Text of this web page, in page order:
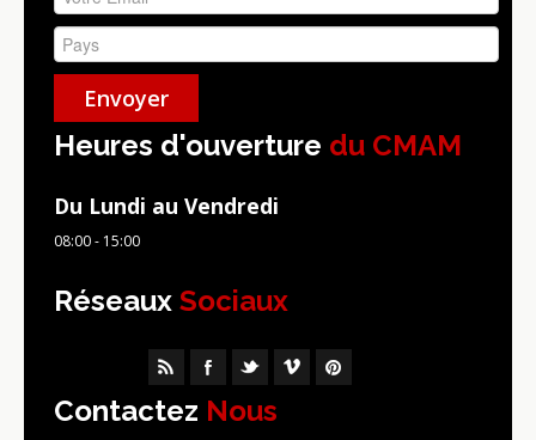
Heures d'ouverture du CMAM
Du Lundi au Vendredi
08:00 - 15:00
Réseaux Sociaux
Contactez Nous